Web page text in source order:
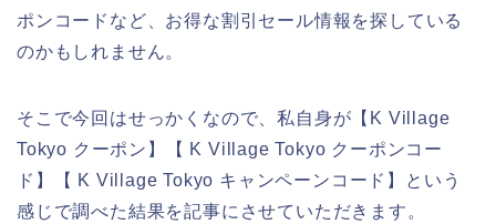
ポンコードなど、お得な割引セール情報を探している
のかもしれません。
そこで今回はせっかくなので、私自身が【K Village
Tokyo クーポン】【 K Village Tokyo クーポンコー
ド】【 K Village Tokyo キャンペーンコード】という
感じで調べた結果を記事にさせていただきます。